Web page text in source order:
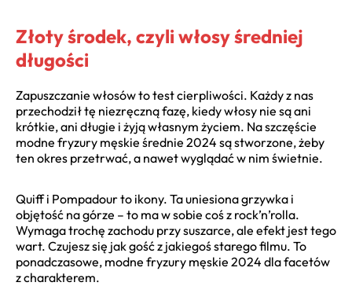
Złoty środek, czyli włosy średniej
długości
Zapuszczanie włosów to test cierpliwości. Każdy z nas
przechodził tę niezręczną fazę, kiedy włosy nie są ani
krótkie, ani długie i żyją własnym życiem. Na szczęście
modne fryzury męskie średnie 2024 są stworzone, żeby
ten okres przetrwać, a nawet wyglądać w nim świetnie.
Quiff i Pompadour to ikony. Ta uniesiona grzywka i
objętość na górze – to ma w sobie coś z rock’n’rolla.
Wymaga trochę zachodu przy suszarce, ale efekt jest tego
wart. Czujesz się jak gość z jakiegoś starego filmu. To
ponadczasowe, modne fryzury męskie 2024 dla facetów
z charakterem.